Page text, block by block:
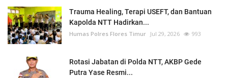
Trauma Healing, Terapi USEFT, dan Bantuan
Kapolda NTT Hadirkan...
Humas Polres Flores Timur Jul 29, 2026 993
Rotasi Jabatan di Polda NTT, AKBP Gede
Putra Yase Resmi...